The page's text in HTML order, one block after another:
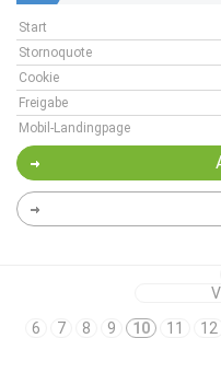
Start
Stornoquote
Cookie
Freigabe
Mobil-Landingpage
6
7 8 9 10 11 12